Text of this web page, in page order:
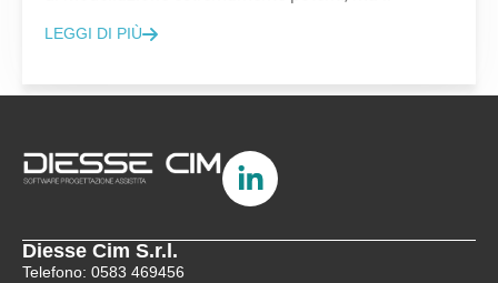
LEGGI DI PIÙ
Diesse Cim S.r.l.
Telefono: 0583 469456